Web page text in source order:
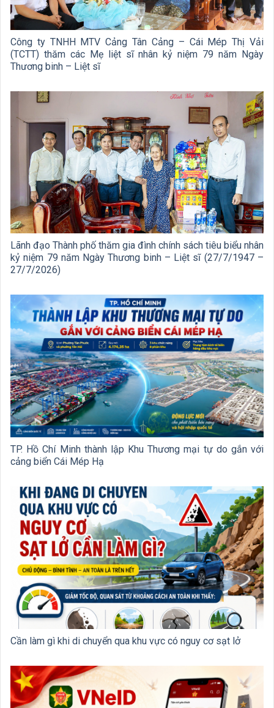
Công ty TNHH MTV Cảng Tân Cảng – Cái Mép Thị Vải
(TCTT) thăm các Mẹ liệt sĩ nhân kỷ niệm 79 năm Ngày
Thương binh – Liệt sĩ
Lãnh đạo Thành phố thăm gia đình chính sách tiêu biểu nhân
kỷ niệm 79 năm Ngày Thương binh – Liệt sĩ (27/7/1947 –
27/7/2026)
TP. Hồ Chí Minh thành lập Khu Thương mại tự do gắn với
cảng biển Cái Mép Hạ
Cần làm gì khi di chuyển qua khu vực có nguy cơ sạt lở